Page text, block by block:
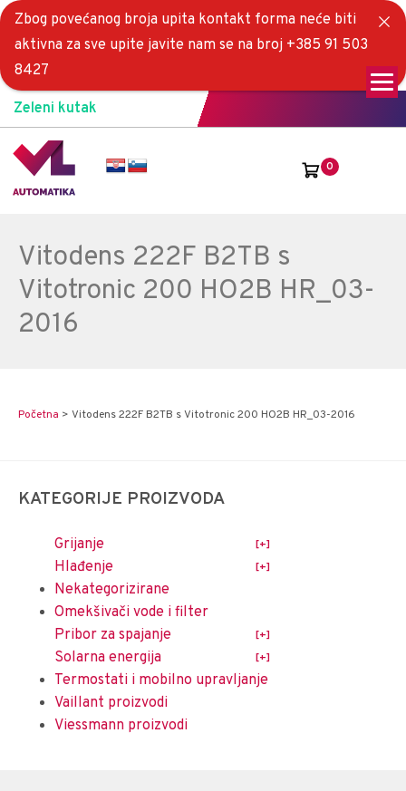
Zeleni kutak
0
Vitodens 222F B2TB s
Vitotronic 200 HO2B HR_03-
2016
Početna > Vitodens 222F B2TB s Vitotronic 200 HO2B HR_03-2016
KATEGORIJE PROIZVODA
Grijanje
Hlađenje
Nekategorizirane
Omekšivači vode i filter
Pribor za spajanje
Solarna energija
Termostati i mobilno upravljanje
Vaillant proizvodi
Viessmann proizvodi
Zbog povećanog broja upita kontakt forma neće biti
aktivna za sve upite javite nam se na broj +385 91 503
8427